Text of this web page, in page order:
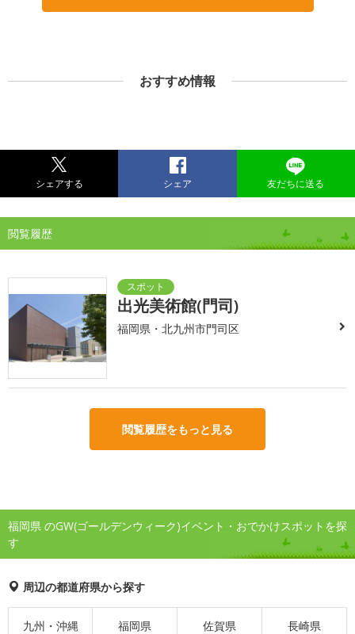
おすすめ情報
シェアする シェア 友だちに送る
閲覧履歴
出光美術館(門司)
福岡県・北九州市門司区
閲覧履歴をもっと見る
福岡県 のGW(ゴールデンウィーク)イベント・おでかけスポットを探
す
周辺の都道府県から探す
九州・沖縄 福岡県 佐賀県 長崎県